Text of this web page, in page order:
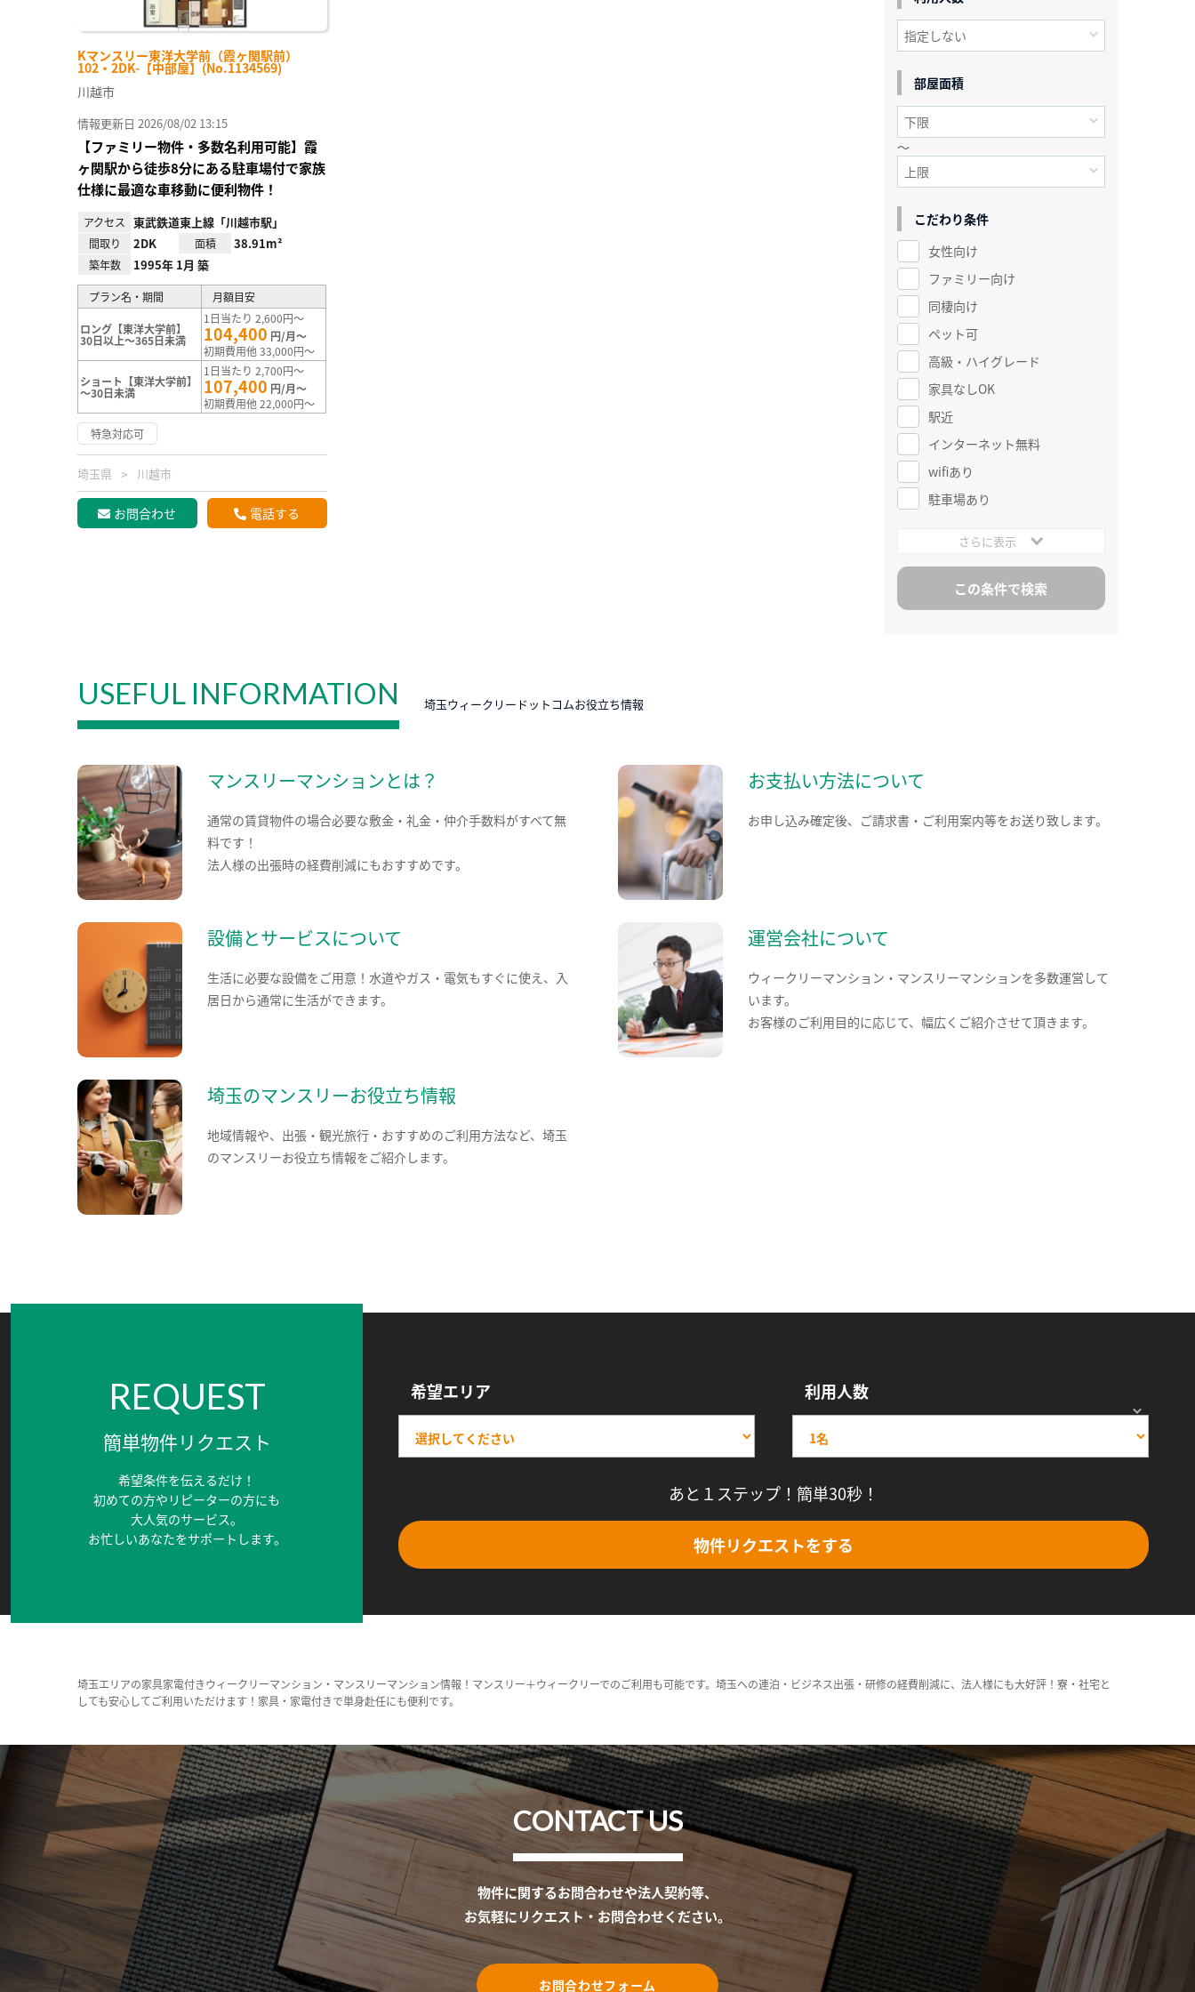
Kマンスリー東洋大学前（霞ヶ関駅前）
102・2DK-【中部屋】(No.1134569)
川越市
情報更新日 2026/08/02 13:15
【ファミリー物件・多数名利用可能】霞
ヶ関駅から徒歩8分にある駐車場付で家族
仕様に最適な車移動に便利物件！
アクセス 東武鉄道東上線「川越市駅」
間取り 2DK 面積 38.91m²
築年数 1995年 1月 築
プラン名・期間 月額目安
ロング【東洋大学前】
30日以上～365日未満
1日当たり 2,600円～
104,400 円/月～
初期費用他 33,000円～
ショート【東洋大学前】
～30日未満
1日当たり 2,700円～
107,400 円/月～
初期費用他 22,000円～
特急対応可
埼玉県 川越市
お問合わせ 電話する
部屋面積
～
こだわり条件
女性向け
ファミリー向け
同棲向け
ペット可
高級・ハイグレード
家具なしOK
駅近
インターネット無料
wifiあり
駐車場あり
さらに表示
USEFUL INFORMATION 埼玉ウィークリードットコムお役立ち情報
マンスリーマンションとは？
通常の賃貸物件の場合必要な敷金・礼金・仲介手数料がすべて無
料です！
法人様の出張時の経費削減にもおすすめです。
お支払い方法について
お申し込み確定後、ご請求書・ご利用案内等をお送り致します。
設備とサービスについて
生活に必要な設備をご用意！水道やガス・電気もすぐに使え、入
居日から通常に生活ができます。
運営会社について
ウィークリーマンション・マンスリーマンションを多数運営して
います。
お客様のご利用目的に応じて、幅広くご紹介させて頂きます。
埼玉のマンスリーお役立ち情報
地域情報や、出張・観光旅行・おすすめのご利用方法など、埼玉
のマンスリーお役立ち情報をご紹介します。
REQUEST
簡単物件リクエスト
希望条件を伝えるだけ！
初めての方やリピーターの方にも
大人気のサービス。
お忙しいあなたをサポートします。
希望エリア 利用人数
あと１ステップ！簡単30秒！
物件リクエストをする
埼玉エリアの家具家電付きウィークリーマンション・マンスリーマンション情報！マンスリー＋ウィークリーでのご利用も可能です。埼玉への連泊・ビジネス出張・研修の経費削減に、法人様にも大好評！寮・社宅と
しても安心してご利用いただけます！家具・家電付きで単身赴任にも便利です。
CONTACT US
物件に関するお問合わせや法人契約等、
お気軽にリクエスト・お問合わせください。
お問合わせフォーム